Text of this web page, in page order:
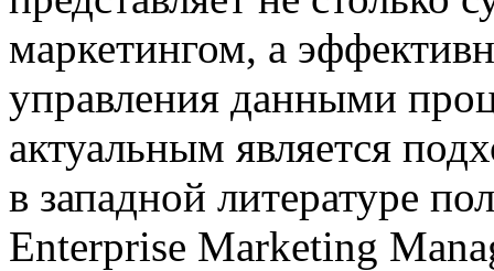
маркетингом, а
управления данными
актуальным является
в западной литературе
Enterprise Marketing